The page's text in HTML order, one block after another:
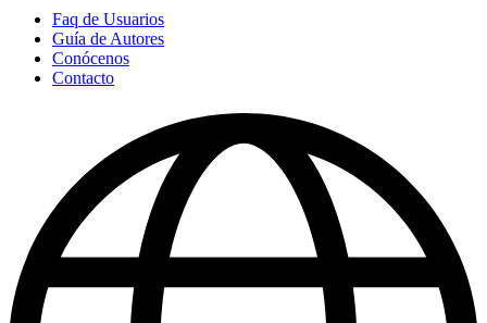
Faq de Usuarios
Guía de Autores
Conócenos
Contacto